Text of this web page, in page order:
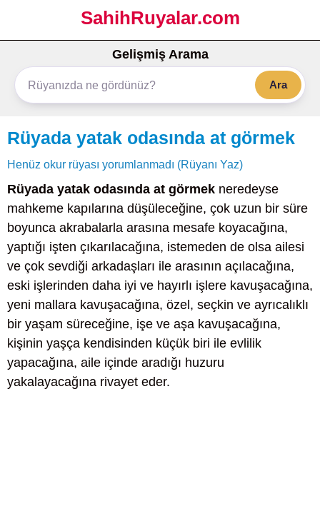
SahihRuyalar.com
Gelişmiş Arama
Ara
Rüyada yatak odasında at görmek
Henüz okur rüyası yorumlanmadı (Rüyanı Yaz)
Rüyada yatak odasında at görmek neredeyse
mahkeme kapılarına düşüleceğine, çok uzun bir süre
boyunca akrabalarla arasına mesafe koyacağına,
yaptığı işten çıkarılacağına, istemeden de olsa ailesi
ve çok sevdiği arkadaşları ile arasının açılacağına,
eski işlerinden daha iyi ve hayırlı işlere kavuşacağına,
yeni mallara kavuşacağına, özel, seçkin ve ayrıcalıklı
bir yaşam süreceğine, işe ve aşa kavuşacağına,
kişinin yaşça kendisinden küçük biri ile evlilik
yapacağına, aile içinde aradığı huzuru
yakalayacağına rivayet eder.